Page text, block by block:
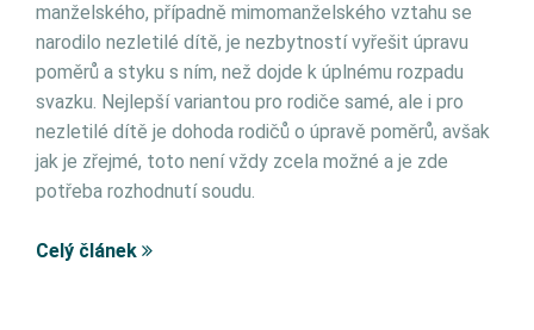
manželského, případně mimomanželského vztahu se
narodilo nezletilé dítě, je nezbytností vyřešit úpravu
poměrů a styku s ním, než dojde k úplnému rozpadu
svazku. Nejlepší variantou pro rodiče samé, ale i pro
nezletilé dítě je dohoda rodičů o úpravě poměrů, avšak
jak je zřejmé, toto není vždy zcela možné a je zde
potřeba rozhodnutí soudu.
Celý článek